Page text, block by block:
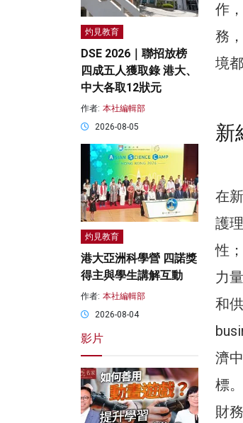
作
務
境
新
在
護
性
力
和
濟
標
財
灼見教育
DSE 2026｜聯招放榜
四成五人獲取錄 港大、
中大各取12狀元
作者: 本社編輯部
2026-08-05
灼見教育
港大亞洲科學營 四諾獎
得主與學生講解互動
作者: 本社編輯部
2026-08-04
影片